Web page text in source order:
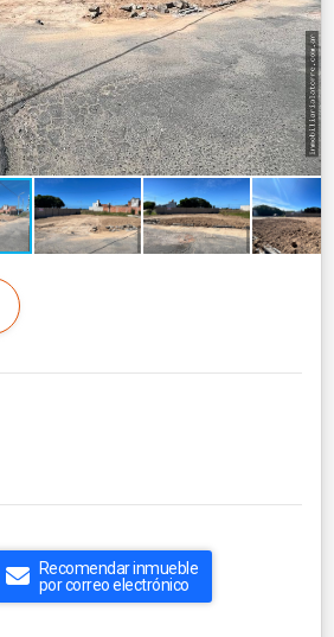
Recomendar inmueble
por correo electrónico